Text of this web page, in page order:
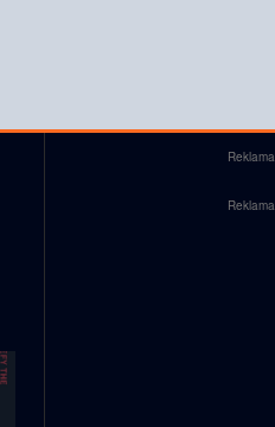
Reklama
Reklama